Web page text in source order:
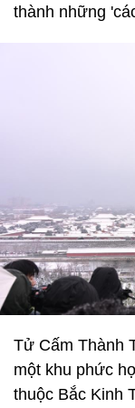
thành những
Tử Cấm Thành
một khu phức
thuộc Bắc Kinh